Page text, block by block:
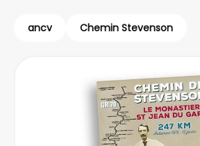
ancv Chemin Stevenson